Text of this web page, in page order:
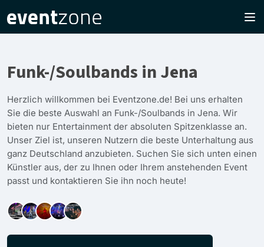
Funk-/Soulbands in Jena
Herzlich willkommen bei Eventzone.de! Bei uns erhalten
Sie die beste Auswahl an Funk-/Soulbands in Jena. Wir
bieten nur Entertainment der absoluten Spitzenklasse an.
Unser Ziel ist, unseren Nutzern die beste Unterhaltung aus
ganz Deutschland anzubieten. Suchen Sie sich unten einen
Künstler aus, der zu Ihnen oder Ihrem anstehenden Event
passt und kontaktieren Sie ihn noch heute!